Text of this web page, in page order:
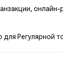
онлайн-
для Регулярной